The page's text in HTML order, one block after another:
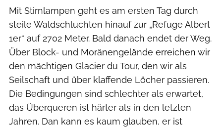
Mit Stirnlampen geht es am ersten Tag durch
steile Waldschluchten hinauf zur ­„Refuge Albert
1er“ auf 2702 Meter. Bald ­danach endet der Weg.
Über Block- und Moränengelände erreichen wir
den mächtigen Glacier du Tour, den wir als
Seilschaft und über klaffende Löcher passieren.
Die Bedingungen sind schlechter als erwartet,
das Überqueren ist härter als in den letzten
Jahren. Dan kann es kaum glauben, er ist